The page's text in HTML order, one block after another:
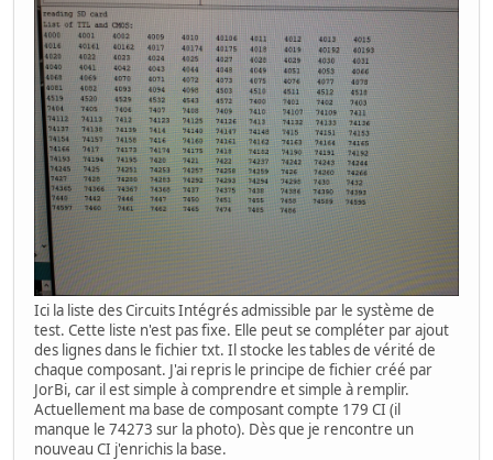
Ici la liste des Circuits Intégrés admissible par le système de
test. Cette liste n'est pas fixe. Elle peut se compléter par ajout
des lignes dans le fichier txt. Il stocke les tables de vérité de
chaque composant. J'ai repris le principe de fichier créé par
JorBi, car il est simple à comprendre et simple à remplir.
Actuellement ma base de composant compte 179 CI (il
manque le 74273 sur la photo). Dès que je rencontre un
nouveau CI j'enrichis la base.